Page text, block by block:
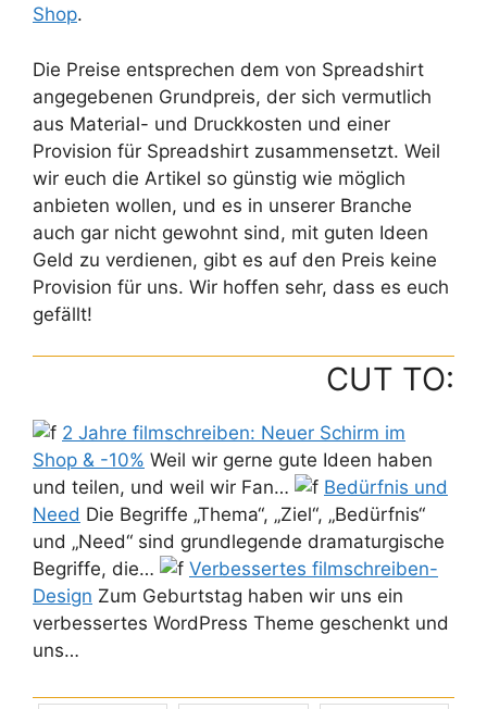
Shop.
Die Preise entsprechen dem von Spreadshirt
angegebenen Grundpreis, der sich vermutlich
aus Material- und Druckkosten und einer
Provision für Spreadshirt zusammensetzt. Weil
wir euch die Artikel so günstig wie möglich
anbieten wollen, und es in unserer Branche
auch gar nicht gewohnt sind, mit guten Ideen
Geld zu verdienen, gibt es auf den Preis keine
Provision für uns. Wir hoffen sehr, dass es euch
gefällt!
CUT TO:
2 Jahre filmschreiben: Neuer Schirm im
Shop & -10% Weil wir gerne gute Ideen haben
und teilen, und weil wir Fan…
Bedürfnis und
Need Die Begriffe „Thema“, „Ziel“, „Bedürfnis“
und „Need“ sind grundlegende dramaturgische
Begriffe, die…
Verbessertes filmschreiben-
Design Zum Geburtstag haben wir uns ein
verbessertes WordPress Theme geschenkt und
uns…